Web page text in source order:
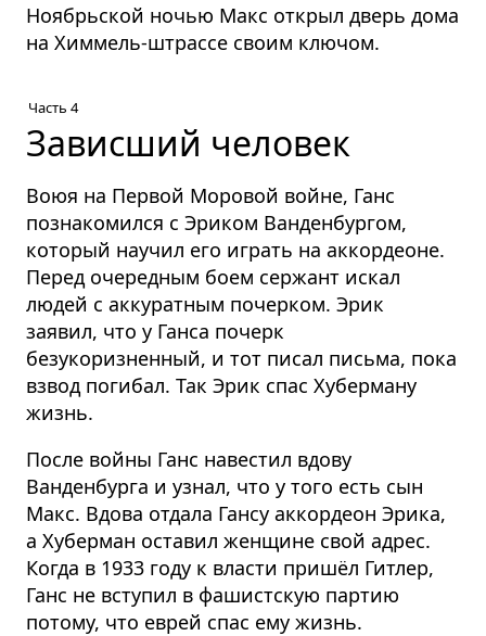
Ноябрьской ночью Макс открыл дверь дома
на Химмель-штрассе своим ключом.
Часть 4
Зависший человек
Воюя на Первой Моровой войне, Ганс
познакомился с Эриком Ванденбургом,
который научил его играть на аккордеоне.
Перед очередным боем сержант искал
людей с аккуратным почерком. Эрик
заявил, что у Ганса почерк
безукоризненный, и тот писал письма, пока
взвод погибал. Так Эрик спас Хуберману
жизнь.
После войны Ганс навестил вдову
Ванденбурга и узнал, что у того есть сын
Макс. Вдова отдала Гансу аккордеон Эрика,
а Хуберман оставил женщине свой адрес.
Когда в 1933 году к власти пришёл Гитлер,
Ганс не вступил в фашистскую партию
потому, что еврей спас ему жизнь.